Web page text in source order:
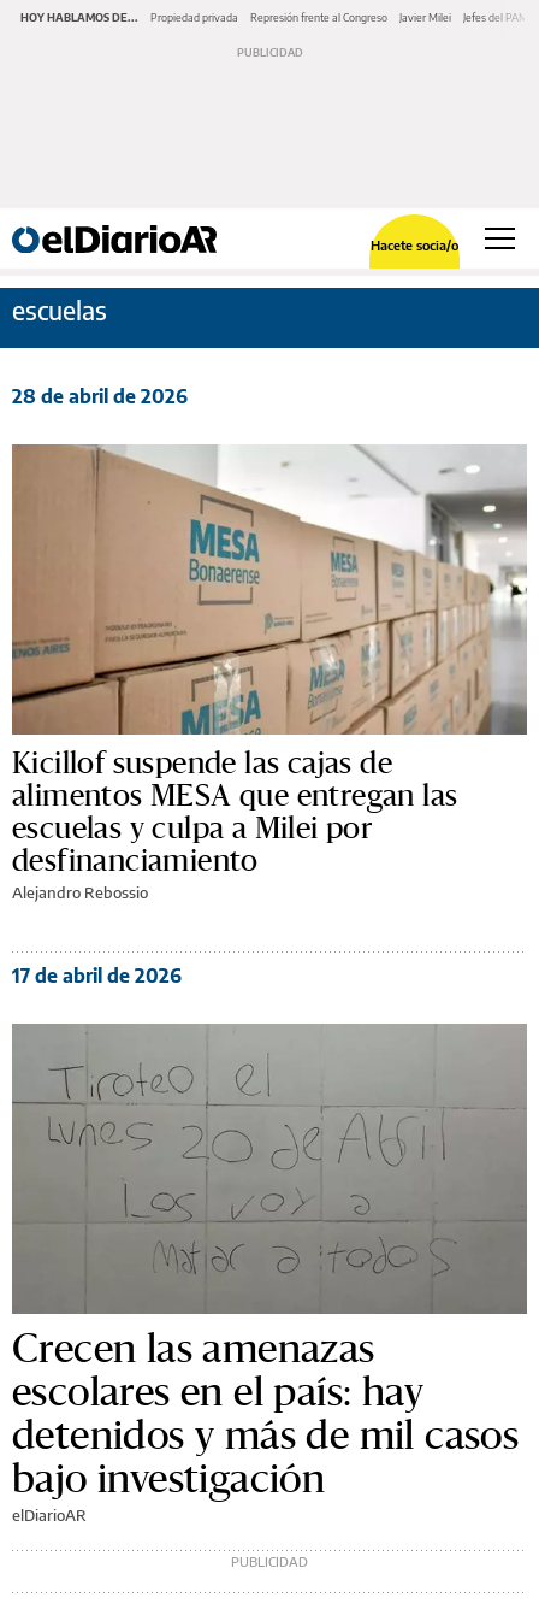
HOY HABLAMOS DE... Propiedad privada Represión frente al Congreso Javier Milei Jefes del PAMI
Hacete socia/o
escuelas
28 de abril de 2026
Kicillof suspende las cajas de
alimentos MESA que entregan las
escuelas y culpa a Milei por
desfinanciamiento
Alejandro Rebossio
17 de abril de 2026
Crecen las amenazas
escolares en el país: hay
detenidos y más de mil casos
bajo investigación
elDiarioAR